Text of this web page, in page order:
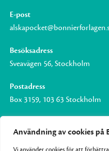
Användning av cookies på
E-post
Besöksadress
Sveavägen 56, Stockholm
Postadress
Box 3159, 103 63 Stockholm